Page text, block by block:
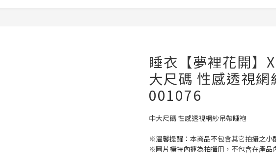
睡衣【夢裡花開】
大尺碼 性感透視網
001076
中大尺碼 性感透視網紗吊帶睡袍
※溫馨提醒：本商品不包含其它拍攝之
※圖片模特內褲為拍攝用，不包含在產